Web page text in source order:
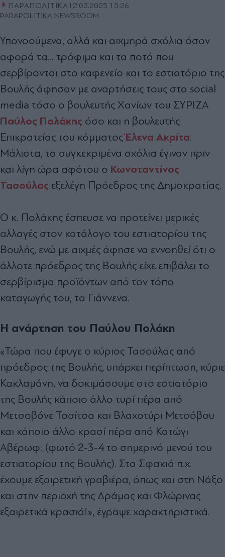
ΠΑΡΑΠΟΛΙΤΙΚΑ12.02.2025 15:26
PARAPOLITIKA NEWSROOM
Υπονοούμενα, αλλά και αιχμηρά σχόλια όσον
αφορά τα... τρόφιμα και τα ποτά που
σερβίρονται στο καφενείο και το εστιατόριο της
Βουλής άφησαν με αναρτήσεις τους στα social
media τόσο ο βουλευτής Χανίων του ΣΥΡΙΖΑ
Παύλος Πολάκης όσο και η βουλευτής
Επικρατείας του κόμματοςΈλενα Ακρίτα.
Μάλιστα, τα συγκεκριμένα σχόλια έγιναν πριν
και λίγη ώρα αφότου ο Κωνσταντίνος
Τασούλας εξελέγη Πρόεδρος της Δημοκρατίας.
Ο κ. Πολάκης έσπευσε να προτείνει μερικές
αλλαγές στον κατάλογο του εστιατορίου της
Βουλής, ενώ με αιχμές άφησε να εννοηθεί ότι ο
άλλοτε πρόεδρος της Βουλής είχε επιβάλει το
σερβίρισμα προϊόντων από τον τόπο
καταγωγής του, τα Γιάννενα.
Η ανάρτηση του Παύλου Πολάκη
«Τώρα που έφυγε ο κύριος Τασούλας από
πρόεδρος της Βουλής, υπάρχει περίπτωση, κύριε
Κακλαμάνη, να δοκιμάσουμε στο εστιατόριο
της Βουλής κάποιο άλλο τυρί πέρα από
Μετσοβόνε Τοσίτσα και Βλαχοτύρι Μετσόβου
και κάποιο άλλο κρασί πέρα από Κατώγι
Αβέρωφ; (φωτό 2-3-4 το σημερινό μενού του
εστιατορίου της Βουλής). Στα Σφακιά π.χ.
έχουμε εξαιρετική γραβιέρα, όπως και στη Νάξο
και στην περιοχή της Δράμας και Φλώρινας
εξαιρετικά κρασιά!», έγραψε χαρακτηριστικά.